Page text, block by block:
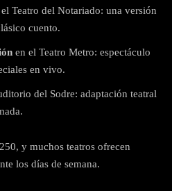
Teatro del Notariado: una versión
cuento.
en el Teatro Metro: espectáculo
en vivo.
del Sodre: adaptación teatral
y muchos teatros ofrecen
los días de semana.